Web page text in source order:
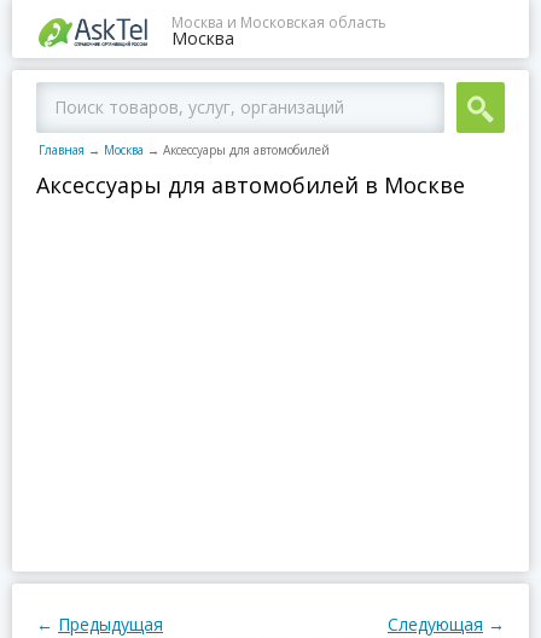
Москва и Московская область
Москва
Главная → Москва → Аксессуары для автомобилей
Аксессуары для автомобилей в Москве
← Предыдущая Следующая →